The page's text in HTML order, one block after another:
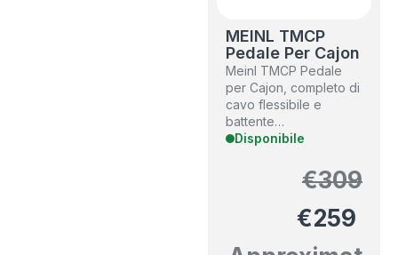
MEINL TMCP
Pedale Per Cajon
Meinl TMCP Pedale
per Cajon, completo di
cavo flessibile e
battente…
Disponibile
€309
€259